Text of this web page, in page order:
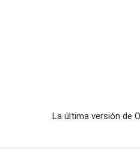
La última versión de